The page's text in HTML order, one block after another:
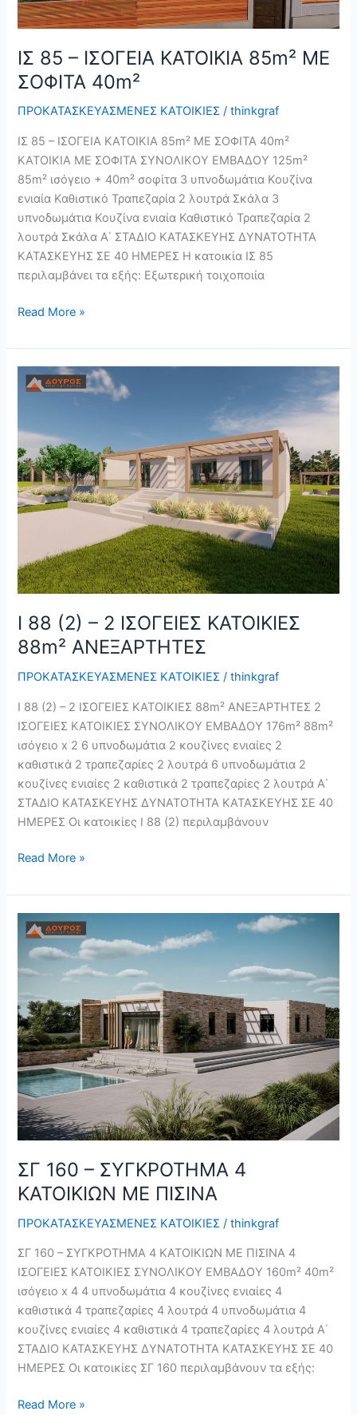
ΙΣ 85 – ΙΣΟΓΕΙΑ ΚΑΤΟΙΚΙΑ 85m² ΜΕ
ΣΟΦΙΤΑ 40m²
ΠΡΟΚΑΤΑΣΚΕΥΑΣΜΕΝΕΣ ΚΑΤΟΙΚΙΕΣ /thinkgraf
ΙΣ 85 – ΙΣΟΓΕΙΑ ΚΑΤΟΙΚΙΑ 85m² ΜΕ ΣΟΦΙΤΑ 40m²
ΚΑΤΟΙΚΙΑ ΜΕ ΣΟΦΙΤΑ ΣΥΝΟΛΙΚΟΥ ΕΜΒΑΔΟΥ 125m²
85m² ισόγειο + 40m² σοφίτα 3 υπνοδωμάτια Κουζίνα
ενιαία Καθιστικό Τραπεζαρία 2 λουτρά Σκάλα 3
υπνοδωμάτια Κουζίνα ενιαία Καθιστικό Τραπεζαρία 2
λουτρά Σκάλα Α΄ ΣΤΑΔΙΟ ΚΑΤΑΣΚΕΥΗΣ ΔΥΝΑΤΟΤΗΤΑ
ΚΑΤΑΣΚΕΥΗΣ ΣΕ 40 ΗΜΕΡΕΣ Η κατοικία ΙΣ 85
περιλαμβάνει τα εξής: Εξωτερική τοιχοποιία
Read More »
Ι 88 (2) – 2 ΙΣΟΓΕΙΕΣ ΚΑΤΟΙΚΙΕΣ
88m² ΑΝΕΞΑΡΤΗΤΕΣ
ΠΡΟΚΑΤΑΣΚΕΥΑΣΜΕΝΕΣ ΚΑΤΟΙΚΙΕΣ /thinkgraf
Ι 88 (2) – 2 ΙΣΟΓΕΙΕΣ ΚΑΤΟΙΚΙΕΣ 88m² ΑΝΕΞΑΡΤΗΤΕΣ 2
ΙΣΟΓΕΙΕΣ ΚΑΤΟΙΚΙΕΣ ΣΥΝΟΛΙΚΟΥ ΕΜΒΑΔΟΥ 176m² 88m²
ισόγειο x 2 6 υπνοδωμάτια 2 κουζίνες ενιαίες 2
καθιστικά 2 τραπεζαρίες 2 λουτρά 6 υπνοδωμάτια 2
κουζίνες ενιαίες 2 καθιστικά 2 τραπεζαρίες 2 λουτρά Α΄
ΣΤΑΔΙΟ ΚΑΤΑΣΚΕΥΗΣ ΔΥΝΑΤΟΤΗΤΑ ΚΑΤΑΣΚΕΥΗΣ ΣΕ 40
ΗΜΕΡΕΣ Οι κατοικίες Ι 88 (2) περιλαμβάνουν
88
–
2
ΙΣΟΓΕΙΕΣ
ΚΑΤΟΙΚΙΕΣ
88m²
Read More »
ΣΓ 160 – ΣΥΓΚΡΟΤΗΜΑ 4
ΚΑΤΟΙΚΙΩΝ ΜΕ ΠΙΣΙΝΑ
ΠΡΟΚΑΤΑΣΚΕΥΑΣΜΕΝΕΣ ΚΑΤΟΙΚΙΕΣ /thinkgraf
ΣΓ 160 – ΣΥΓΚΡΟΤΗΜΑ 4 ΚΑΤΟΙΚΙΩΝ ΜΕ ΠΙΣΙΝΑ 4
ΙΣΟΓΕΙΕΣ ΚΑΤΟΙΚΙΕΣ ΣΥΝΟΛΙΚΟΥ ΕΜΒΑΔΟΥ 160m² 40m²
ισόγειο x 4 4 υπνοδωμάτια 4 κουζίνες ενιαίες 4
καθιστικά 4 τραπεζαρίες 4 λουτρά 4 υπνοδωμάτια 4
κουζίνες ενιαίες 4 καθιστικά 4 τραπεζαρίες 4 λουτρά Α΄
ΣΤΑΔΙΟ ΚΑΤΑΣΚΕΥΗΣ ΔΥΝΑΤΟΤΗΤΑ ΚΑΤΑΣΚΕΥΗΣ ΣΕ 40
ΗΜΕΡΕΣ Οι κατοικίες ΣΓ 160 περιλαμβάνουν τα εξής:
ΣΓ
160
ΣΥΓΚΡΟΤΗΜΑ
4
ΚΑΤΟΙΚΙΩΝ
ΜΕ
ΠΙΣΙΝΑ
Read More »